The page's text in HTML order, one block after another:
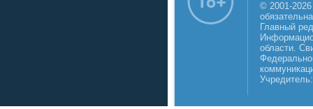
© 2001-
Главный
области.